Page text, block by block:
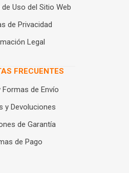
Uso del Sitio Web
de Privacidad
Legal
FRECUENTES
de Envío
y Devoluciones
de Garantía
de Pago